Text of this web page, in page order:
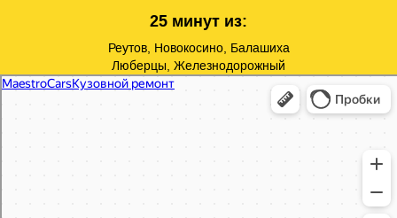
25 минут из:
Реутов, Новокосино, Балашиха
Люберцы, Железнодорожный